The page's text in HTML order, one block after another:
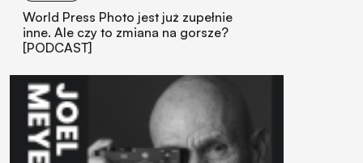
World Press Photo jest już zupełnie
inne. Ale czy to zmiana na gorsze?
[PODCAST]